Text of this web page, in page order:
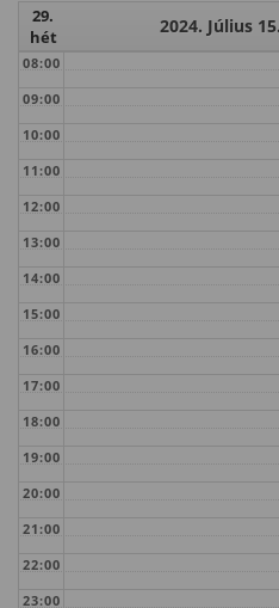
29.
hét
2024. Július
08:00
09:00
10:00
11:00
12:00
13:00
14:00
15:00
16:00
17:00
18:00
19:00
20:00
21:00
22:00
23:00